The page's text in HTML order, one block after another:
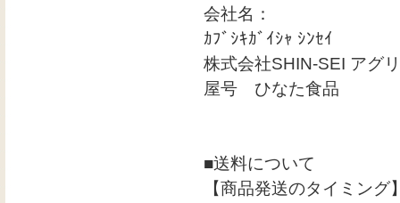
会社名：
ｶﾌﾞｼｷｶﾞｲｼｬ ｼﾝｾｲ
株式会社SHIN-SEI アグ
屋号 ひなた食品
■送料について
【商品発送のタイミング